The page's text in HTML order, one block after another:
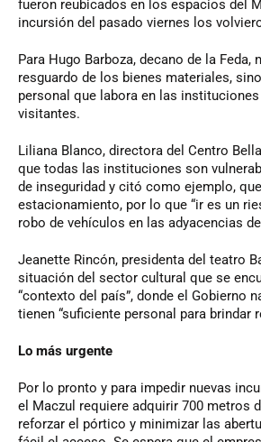
fueron reubicados en los espacios del
incursión del pasado viernes los
Para Hugo Barboza, decano de la Feda,
resguardo de los bienes materiales,
personal que labora en las
visitantes.
Liliana Blanco, directora del Centro
que todas las instituciones son
de inseguridad y citó como ejemplo,
estacionamiento, por lo que “ir es un
robo de vehículos en las adyacencias
Jeanette Rincón, presidenta del teatro
situación del sector cultural que se
“contexto del país”, donde el Gobierno
tienen “suficiente personal para brindar
Lo más urgente
Por lo pronto y para impedir nuevas
el Maczul requiere adquirir 700 metros
reforzar el pórtico y minimizar las